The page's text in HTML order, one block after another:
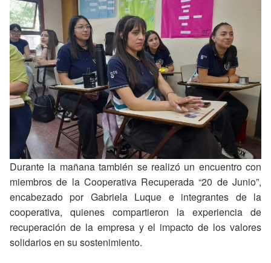
Durante la mañana también se realizó un encuentro con
miembros de la Cooperativa Recuperada “20 de Junio”,
encabezado por Gabriela Luque e integrantes de la
cooperativa, quienes compartieron la experiencia de
recuperación de la empresa y el impacto de los valores
solidarios en su sostenimiento.